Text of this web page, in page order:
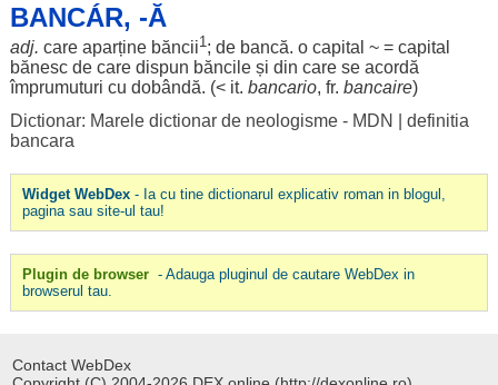
BANCÁR, -Ă
adj. care aparține băncii1; de bancă. o capital ~ = capital
bănescde care dispun băncileși din care se acordă
împrumuturi cu dobândă. (< it. bancario, fr. bancaire)
Dictionar: Marele dictionar de neologisme - MDN
definitia
bancara
Widget WebDex- Ia cu tine dictionarul explicativ roman in blogul,
pagina sau site-ul tau!
Plugin de browser - Adauga pluginul de cautare WebDex in
browserul tau.
Contact WebDex